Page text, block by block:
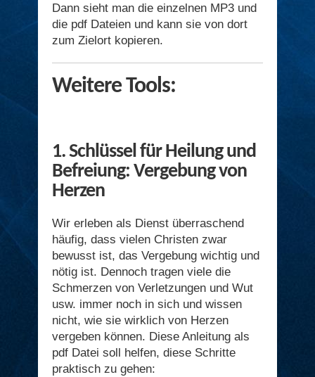
Dann sieht man die einzelnen MP3 und
die pdf Dateien und kann sie von dort
zum Zielort kopieren.
Weitere Tools:
1. Schlüssel für Heilung und
Befreiung: Vergebung von
Herzen
Wir erleben als Dienst überraschend
häufig, dass vielen Christen zwar
bewusst ist, das Vergebung wichtig und
nötig ist. Dennoch tragen viele die
Schmerzen von Verletzungen und Wut
usw. immer noch in sich und wissen
nicht, wie sie wirklich von Herzen
vergeben können. Diese Anleitung als
pdf Datei soll helfen, diese Schritte
praktisch zu gehen: